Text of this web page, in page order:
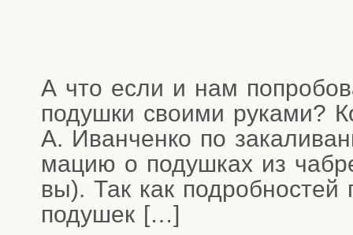
А что если и нам
подуш­ки сво­и­ми рука­ми?
А. Иван­чен­ко по
ма­цию о подуш­ках из
вы). Так как подроб­но­стей
подушек […]